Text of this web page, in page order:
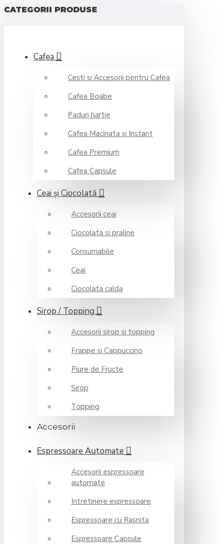
CATEGORII PRODUSE
Cafea
Cesti si Accesorii pentru Cafea
Cafea Boabe
Paduri hartie
Cafea Macinata si Instant
Cafea Premium
Cafea Capsule
Ceai şi Ciocolată
Accesorii ceai
Ciocolata si praline
Consumabile
Ceai
Ciocolata calda
Sirop / Topping
Accesorii sirop si topping
Frappe si Cappuccino
Piure de Fructe
Sirop
Topping
Accesorii
Espressoare Automate
Accesorii espressoare
automate
Intretinere espressoare
Espressoare cu Rasnita
Espressoare Capsule